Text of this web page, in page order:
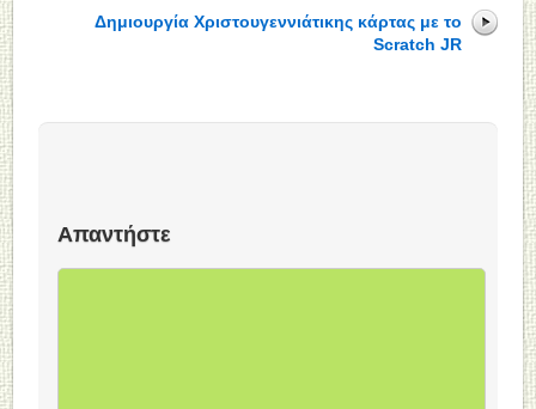
Δημιουργία Χριστουγεννιάτικης κάρτας με το
Scratch JR
Απαντήστε